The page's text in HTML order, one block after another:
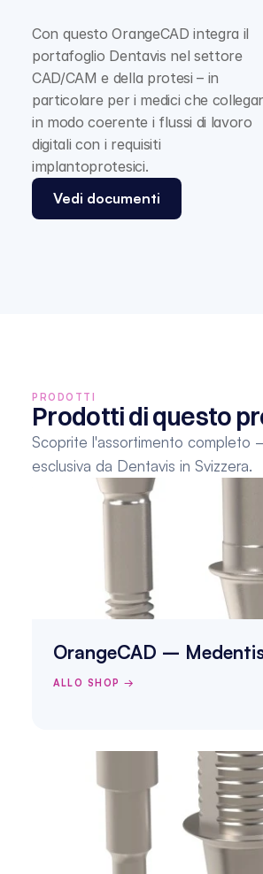
Con questo OrangeCAD integra il
portafoglio Dentavis nel settore
CAD/CAM e della protesi – in
particolare per i medici che
in modo coerente i flussi di lavoro
digitali con i requisiti
implantoprotesici.
Vedi documenti
PRODOTTI
Prodotti di questo
Scoprite l'assortimento completo
esclusiva da Dentavis in Svizzera.
OrangeCAD –
ALLO SHOP →